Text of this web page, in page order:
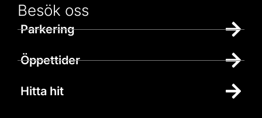
Besök oss
Parkering
Öppettider
Hitta hit